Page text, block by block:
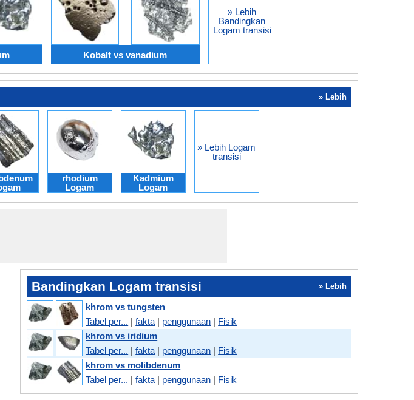
Kobalt vs vanadium
» Lebih
Bandingkan
Logam transisi
» Lebih
rhodium
Logam
Kadmium
Logam
» Lebih Logam
transisi
Bandingkan Logam transisi » Lebih
khrom vs tungsten
Tabel per... |fakta | penggunaan | Fisik
khrom vs iridium
Tabel per... |fakta | penggunaan | Fisik
khrom vs molibdenum
Tabel per... |fakta | penggunaan | Fisik